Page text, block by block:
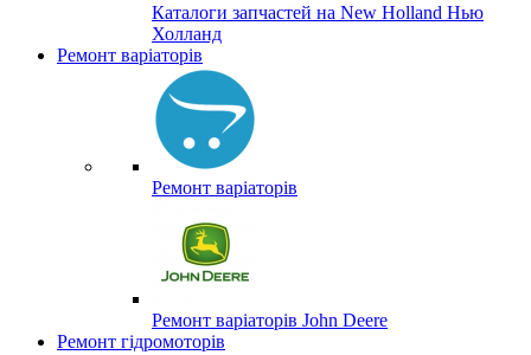
Каталоги запчастей на New Holland Нью
Холланд
Ремонт варіаторів
Ремонт варіаторів
Ремонт варіаторів John Deere
Ремонт гідромоторів